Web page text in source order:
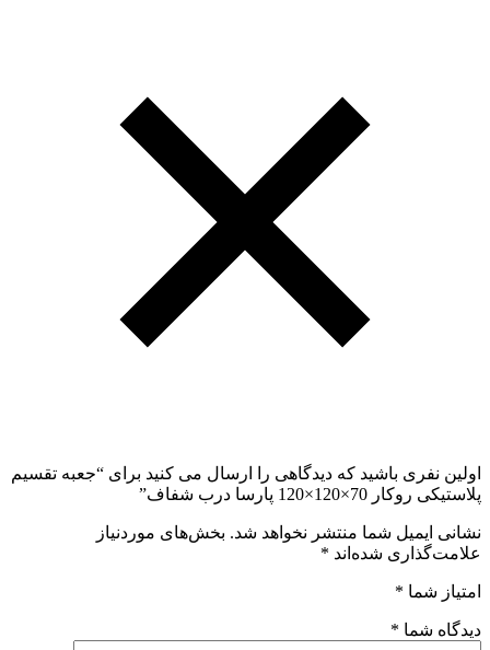
اولین نفری باشید که دیدگاهی را ارسال می کنید برای “جعبه تقسیم
پلاستیکی روکار 70×120×120 پارسا درب شفاف”
نشانی ایمیل شما منتشر نخواهد شد. بخش‌های موردنیاز
علامت‌گذاری شده‌اند *
امتیاز شما *
دیدگاه شما *